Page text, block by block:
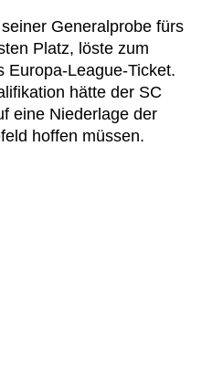
Generalprobe fürs
Platz, löste zum
Europa-League-Ticket.
hätte der SC
eine Niederlage der
hoffen müssen.